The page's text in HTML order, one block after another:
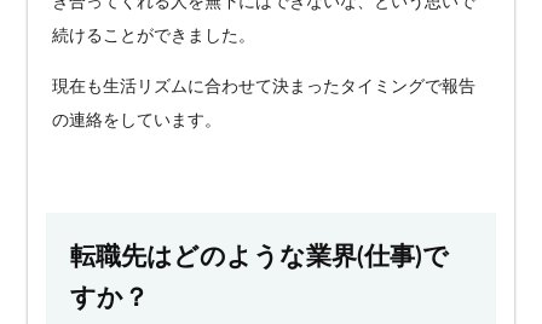
続けることができました。
現在も生活リズムに合わせて決まったタイミングで報告
の連絡をしています。
転職先はどのような業界(仕事)で
すか？